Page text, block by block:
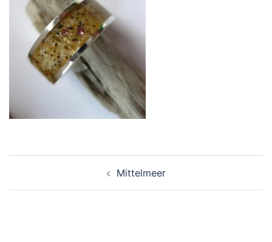
Mittelmeer